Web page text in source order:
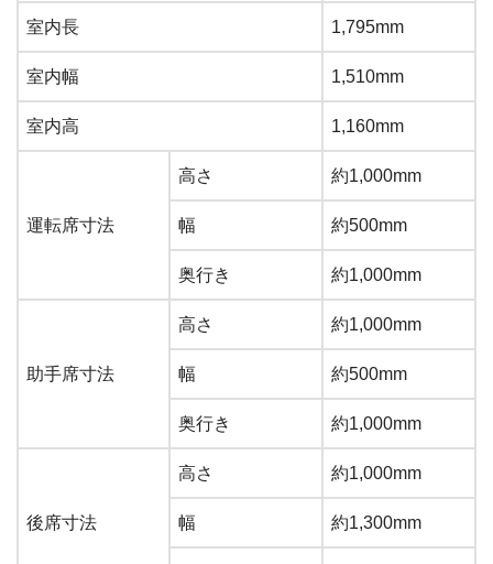
室内長 1,795mm
室内幅 1,510mm
室内高 1,160mm
運転席寸法
高さ 約1,000mm
幅 約500mm
奥行き 約1,000mm
助手席寸法
高さ 約1,000mm
幅 約500mm
奥行き 約1,000mm
後席寸法
高さ 約1,000mm
幅 約1,300mm